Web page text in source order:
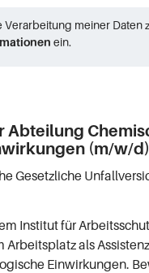
Verarbeitung meiner Daten
ein.
Abteilung
(m/w/
Gesetzliche
Institut für
Arbeitsplatz als
Einwirkungen.